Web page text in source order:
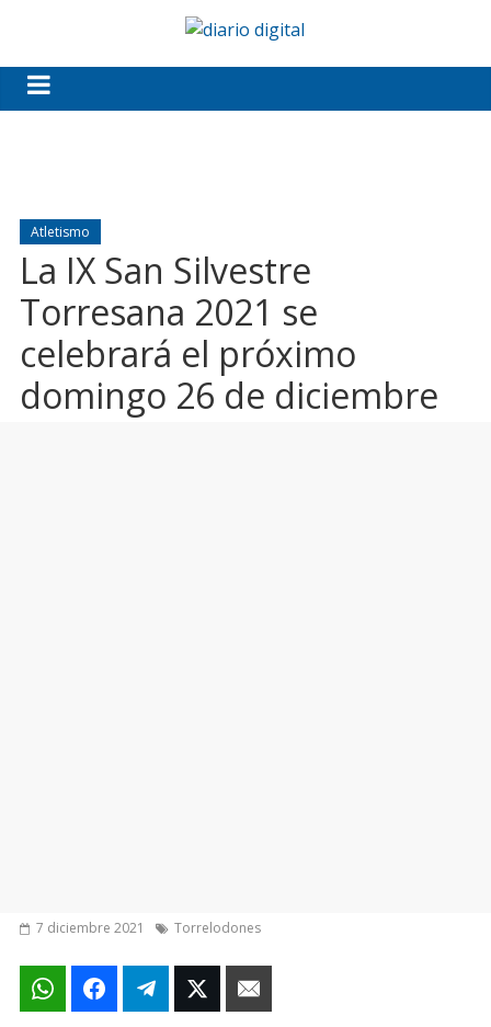
Atletismo
La IX San Silvestre
Torresana 2021 se
celebrará el próximo
domingo 26 de diciembre
7 diciembre 2021 Torrelodones